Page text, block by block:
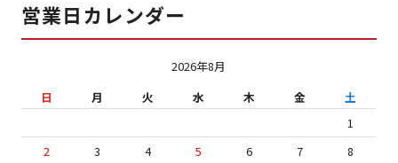
営業日カレンダー
2026年8月
日
月 火 水 木 金
土
1
2
3 4 5 6 7
8